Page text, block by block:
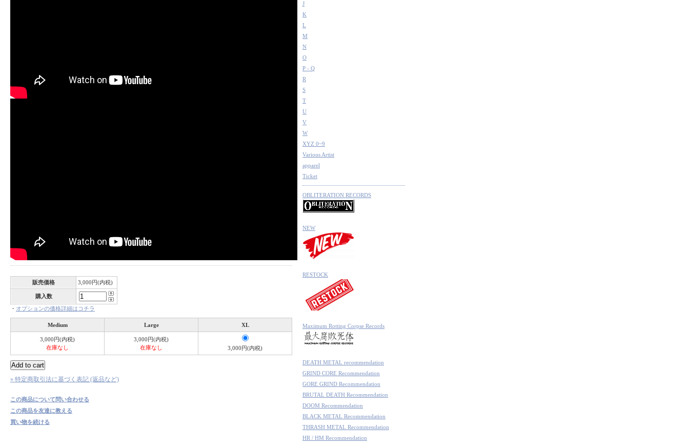
販売価格 3,000円(内税)
購入数
・ オプションの価格詳細はコチラ
Medium Large XL
3,000円(内税)
在庫なし
3,000円(内税)
在庫なし
3,000円(内税)
» 特定商取引法に基づく表記 (返品など)
この商品について問い合わせる
この商品を友達に教える
買い物を続ける
J
K
L
M
N
O
P - Q
R
S
T
U
V
W
XYZ 0~9
Various Artist
apparel
Ticket
OBLITERATION RECORDS
NEW
RESTOCK
Maximum Rotting Corpse Records
DEATH METAL recommendation
GRIND CORE Recommendation
GORE GRIND Recommendation
BRUTAL DEATH Recommendation
DOOM Recommendation
BLACK METAL Recommendation
THRASH METAL Recommendation
HR / HM Recommendation